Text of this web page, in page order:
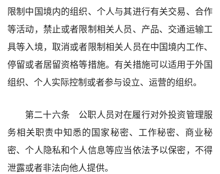
限制中国境内的组织、个人与其进行有关交易、合作
等活动，禁止或者限制相关人员、产品、交通运输工
具等入境，取消或者限制相关人员在中国境内工作、
停留或者居留资格等措施。有关措施可以适用于外国
组织、个人实际控制或者参与设立、运营的组织。
第二十六条 公职人员对在履行对外投资管理服
务相关职责中知悉的国家秘密、工作秘密、商业秘
密、个人隐私和个人信息等应当依法予以保密，不得
泄露或者非法向他人提供。